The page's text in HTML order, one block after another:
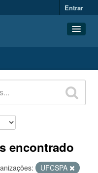
Entrar
encontrado
UFCSPA